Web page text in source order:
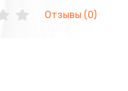
Отзывы (0)